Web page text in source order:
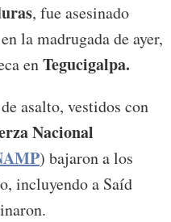
, fue asesinado
la madrugada de ayer,
enTegucigalpa.
asalto, vestidos con
Nacional
) bajaron a los
incluyendo a Saíd